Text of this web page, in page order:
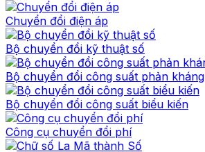
Chuyển đổi điện áp
Bộ chuyển đổi kỹ thuật số
Bộ chuyển đổi công suất phản kháng
Bộ chuyển đổi công suất biểu kiến
Công cụ chuyển đổi phí